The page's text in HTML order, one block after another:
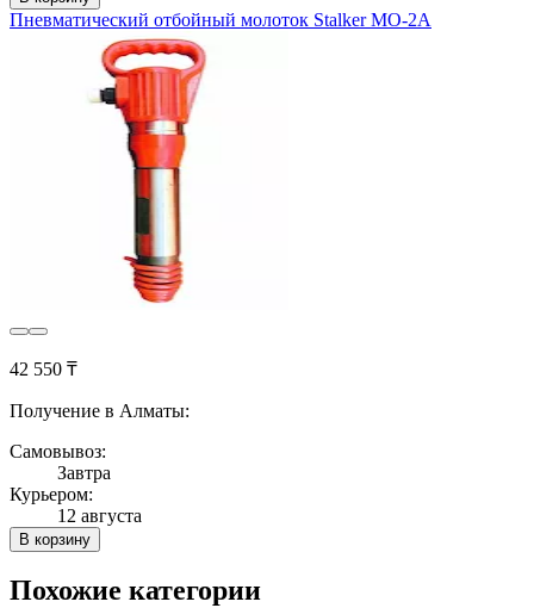
Пневматический отбойный молоток Stalker МО-2А
42 550 ₸
Получение в Алматы:
Самовывоз:
Завтра
Курьером:
12 августа
В корзину
Похожие категории